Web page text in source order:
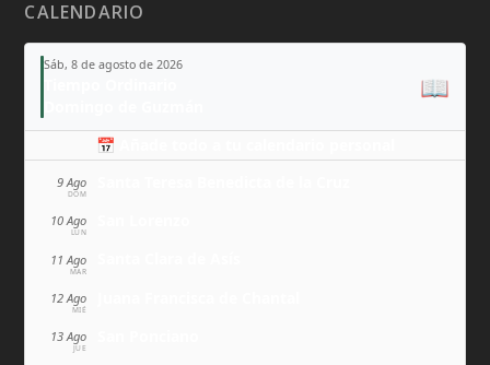
CALENDARIO
Sáb, 8 de agosto de 2026
📖
📅 Añade todo a tu calendario personal
9 Ago
DOM
10 Ago
LUN
11 Ago
MAR
12 Ago
MIÉ
13 Ago
JUE